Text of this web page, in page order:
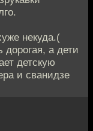
некуда.(
а дети
детскую
и сванидзе